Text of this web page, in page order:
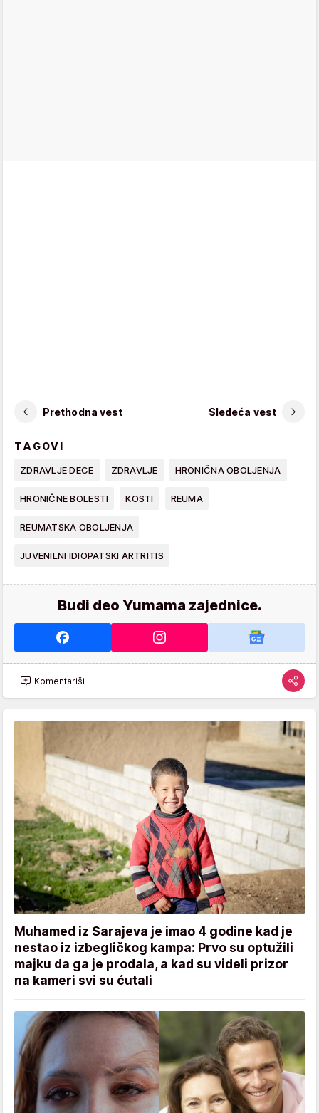
Prethodna vest Sledeća vest
TAGOVI
ZDRAVLJE DECE ZDRAVLJE HRONIČNA OBOLJENJA
HRONIČNE BOLESTI KOSTI REUMA
REUMATSKA OBOLJENJA
JUVENILNI IDIOPATSKI ARTRITIS
Budi deo Yumama zajednice.
Komentariši
Muhamed iz Sarajeva je imao 4 godine kad je
nestao iz izbegličkog kampa: Prvo su optužili
majku da ga je prodala, a kad su videli prizor
na kameri svi su ćutali